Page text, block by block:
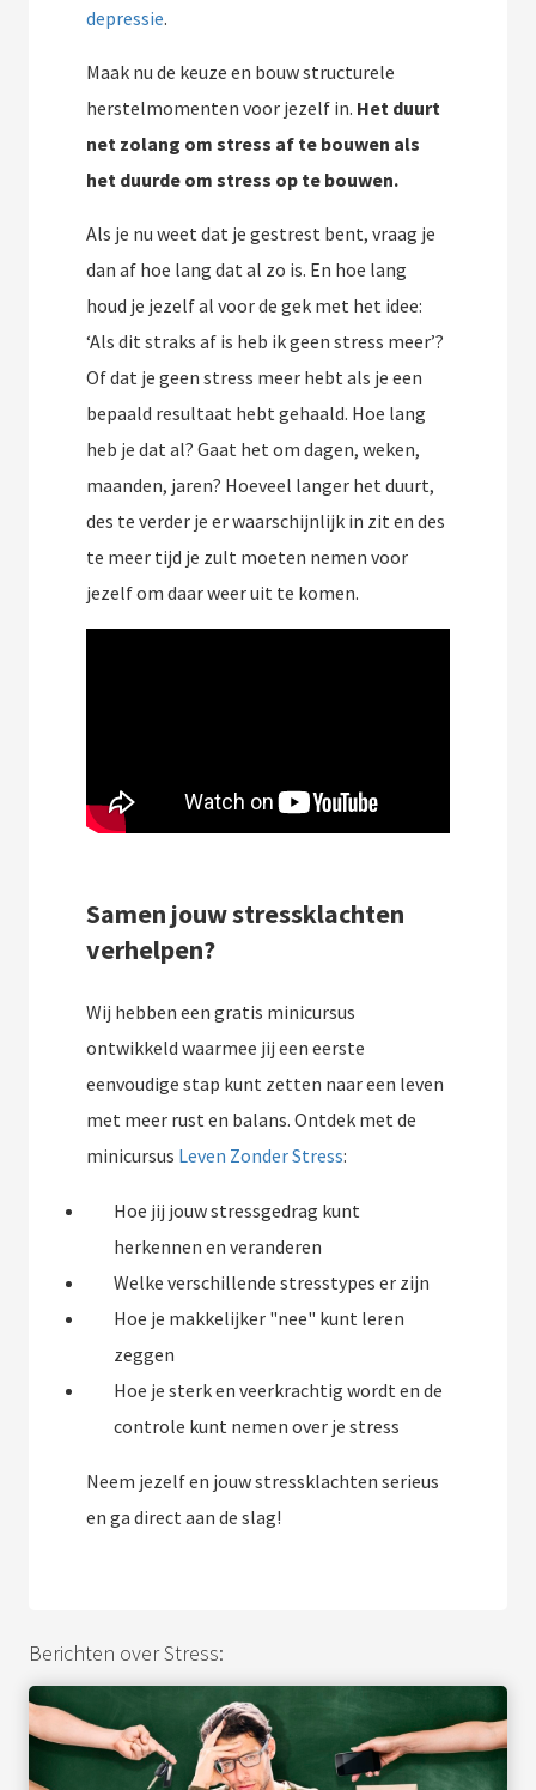
depressie.
Maak nu de keuze en bouw structurele
herstelmomenten voor jezelf in. Het duurt
net zolang om stress af te bouwen als
het duurde om stress op te bouwen.
Als je nu weet dat je gestrest bent, vraag je
dan af hoe lang dat al zo is. En hoe lang
houd je jezelf al voor de gek met het idee:
‘Als dit straks af is heb ik geen stress meer’?
Of dat je geen stress meer hebt als je een
bepaald resultaat hebt gehaald. Hoe lang
heb je dat al? Gaat het om dagen, weken,
maanden, jaren? Hoeveel langer het duurt,
des te verder je er waarschijnlijk in zit en des
te meer tijd je zult moeten nemen voor
jezelf om daar weer uit te komen.
Samen jouw stressklachten
verhelpen?
Wij hebben een gratis minicursus
ontwikkeld waarmee jij een eerste
eenvoudige stap kunt zetten naar een leven
met meer rust en balans. Ontdek met de
minicursus Leven Zonder Stress:
Hoe jij jouw stressgedrag kunt
herkennen en veranderen
Welke verschillende stresstypes er zijn
Hoe je makkelijker "nee" kunt leren
zeggen
Hoe je sterk en veerkrachtig wordt en de
controle kunt nemen over je stress
Neem jezelf en jouw stressklachten serieus
en ga direct aan de slag!
Berichten over Stress: